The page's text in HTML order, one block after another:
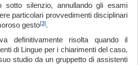
sotto silenzio, annullando gli esami
particolari provvedimenti disciplinari
gesto[3].
definitivamente risolta quando il
di Lingue per i chiarimenti del caso,
studio da un gruppetto di assistenti